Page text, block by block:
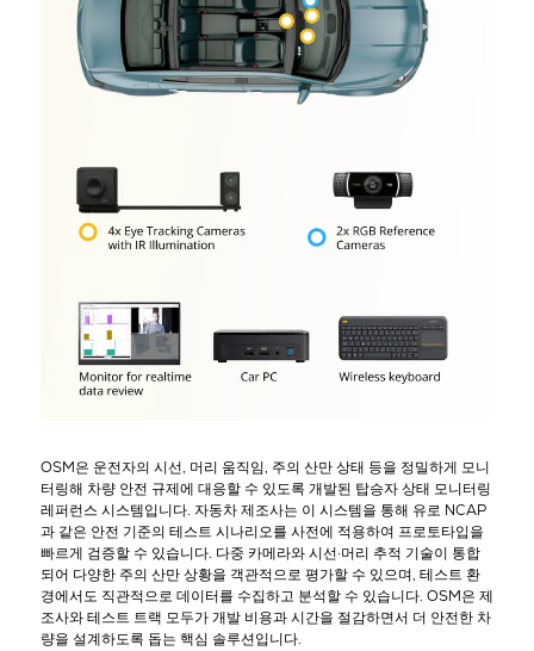
OSM은 운전자의 시선, 머리 움직임, 주의 산만 상태 등을 정밀하게 모니
터링해 차량 안전 규제에 대응할 수 있도록 개발된 탑승자 상태 모니터링
레퍼런스 시스템입니다. 자동차 제조사는 이 시스템을 통해 유로 NCAP
과 같은 안전 기준의 테스트 시나리오를 사전에 적용하여 프로토타입을
빠르게 검증할 수 있습니다. 다중 카메라와 시선·머리 추적 기술이 통합
되어 다양한 주의 산만 상황을 객관적으로 평가할 수 있으며, 테스트 환
경에서도 직관적으로 데이터를 수집하고 분석할 수 있습니다. OSM은 제
조사와 테스트 트랙 모두가 개발 비용과 시간을 절감하면서 더 안전한 차
량을 설계하도록 돕는 핵심 솔루션입니다.